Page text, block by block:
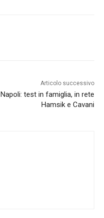
Articolo successivo
Napoli: test in famiglia, in rete
Hamsik e Cavani